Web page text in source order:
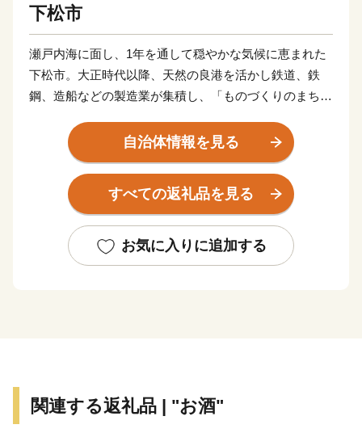
下松市
瀬戸内海に面し、1年を通して穏やかな気候に恵まれた
下松市。大正時代以降、天然の良港を活かし鉄道、鉄
鋼、造船などの製造業が集積し、「ものづくりのまち」
が進み、商業施設がコンパクトに集約しており「住みよ
い」まちとして評価されています。
【くだまつ 地名の由来】～降星伝説～
基づき「星が降（くだ）った松～降り松」から下松の地
名につながったと言われています。
・お礼の品は、下松市外にお住まいの方に限りお届けし
自治体情報を見る
すべての返礼品を見る
お気に入りに追加する
関連する返礼品 | "お酒"